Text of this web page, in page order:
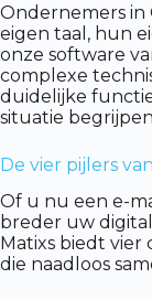
Ondernemers in
eigen taal, hun
onze software
complexe
duidelijke
situatie
De vier pijlers
Of u nu een e-
breder uw
Matixs biedt
die naadloos